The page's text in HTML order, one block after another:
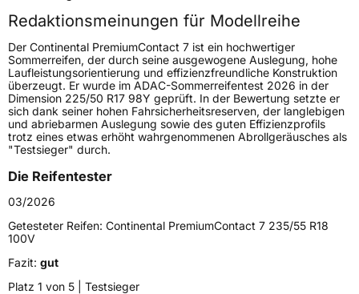
Höchstgeschwindigkeit
300 km/h
Lastindex94
Höchstlast670 kg
Gewicht (in kg) 9,254 kg
Generelle Merkmale
FahrzeugtypPKW
Verwendung
ModellnamePremiumContact 7
Fahrzeugart
Redaktionsmeinungen für Modellreihe
Der Continental PremiumContact 7 ist ein hochwertiger
Sommerreifen, der durch seine ausgewogene Auslegung, hohe
Laufleistungsorientierung und effizienzfreundliche Konstruktion
überzeugt. Er wurde im ADAC-Sommerreifentest 2026 in der
Dimension 225/50 R17 98Y geprüft. In der Bewertung setzte er
sich dank seiner hohen Fahrsicherheitsreserven, der langlebigen
und abriebarmen Auslegung sowie des guten Effizienzprofils
trotz eines etwas erhöht wahrgenommenen Abrollgeräusches als
"Testsieger" durch.
Die Reifentester
03/2026
Getesteter Reifen: Continental PremiumContact 7 235/55 R18
100V
Fazit: gut
Platz 1 von 5 | Testsieger